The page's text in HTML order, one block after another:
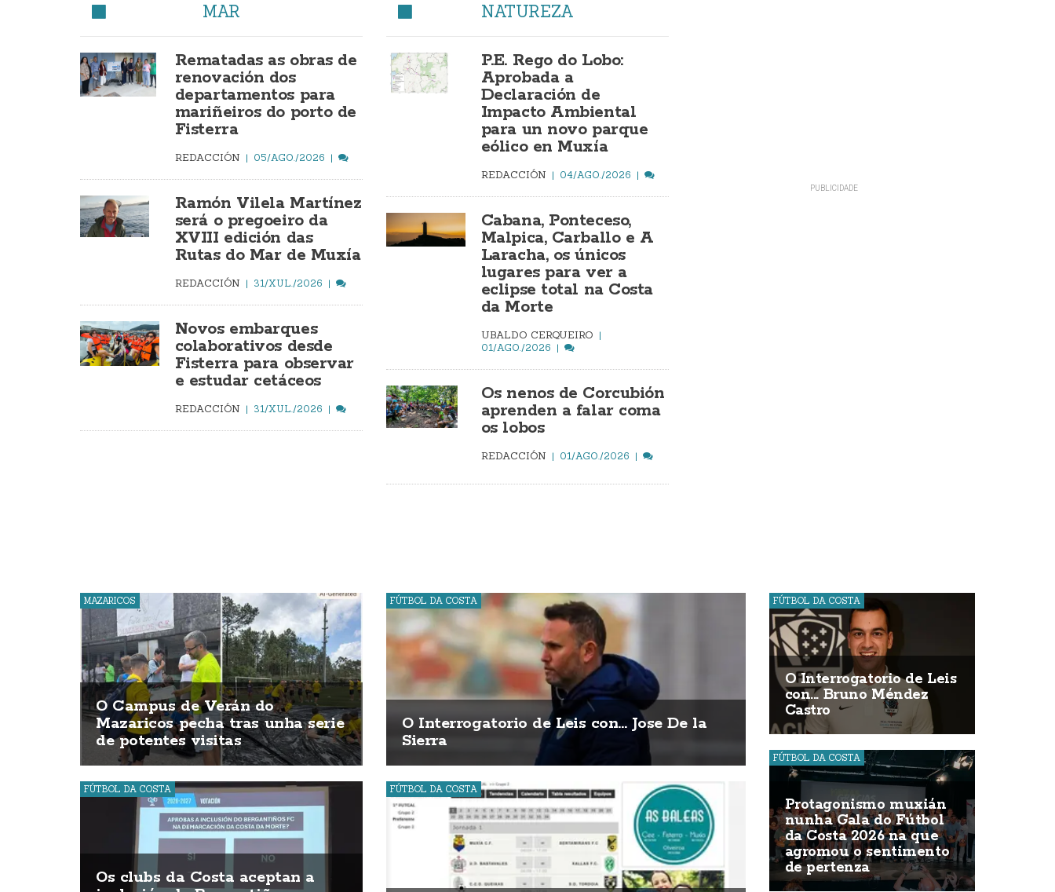
MAR
Rematadas as obras de
renovación dos
departamentos para
mariñeiros do porto de
Fisterra
REDACCIÓN 05/AGO./2026
Ramón Vilela Martínez
será o pregoeiro da
XVIII edición das
Rutas do Mar de Muxía
REDACCIÓN 31/XUL./2026
Novos embarques
colaborativos desde
Fisterra para observar
e estudar cetáceos
REDACCIÓN 31/XUL./2026
NATUREZA
P.E. Rego do Lobo:
Aprobada a
Declaración de
Impacto Ambiental
para un novo parque
eólico en Muxía
REDACCIÓN 04/AGO./2026
Cabana, Ponteceso,
Malpica, Carballo e A
Laracha, os únicos
lugares para ver a
eclipse total na Costa
da Morte
UBALDO CERQUEIRO
01/AGO./2026
Os nenos de Corcubión
aprenden a falar coma
os lobos
REDACCIÓN 01/AGO./2026
FÚTBOL DA COSTA
O Interrogatorio de Leis con... Jose De la
Sierra
FÚTBOL DA COSTA
MAZARICOS
O Campus de Verán do
Mazaricos pecha tras unha serie
de potentes visitas
FÚTBOL DA COSTA
Os clubs da Costa aceptan a
FÚTBOL DA COSTA
O Interrogatorio de Leis
con... Bruno Méndez
Castro
FÚTBOL DA COSTA
Protagonismo muxián
nunha Gala do Fútbol
da Costa 2026 na que
agromou o sentimento
de pertenza